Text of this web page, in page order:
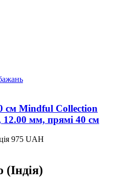
см Mindful Collection
мм, прямі 40 см
975 UAH